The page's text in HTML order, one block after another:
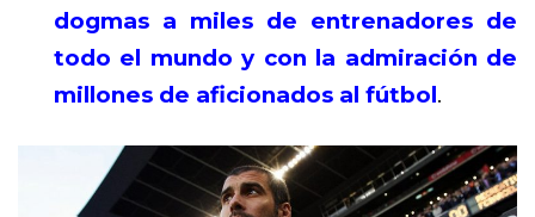
dogmas a miles de entrenadores de
todo el mundo y con la admiración de
millones de aficionados al fútbol.